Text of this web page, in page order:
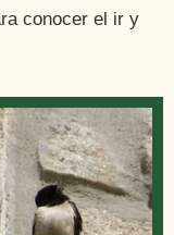
conocer el ir y